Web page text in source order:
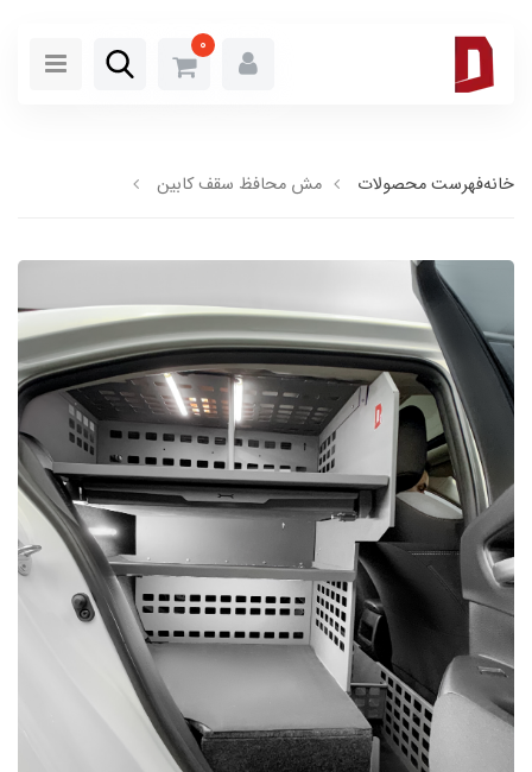
0
خانهفهرست محصولات مش محافظ سقف کابین